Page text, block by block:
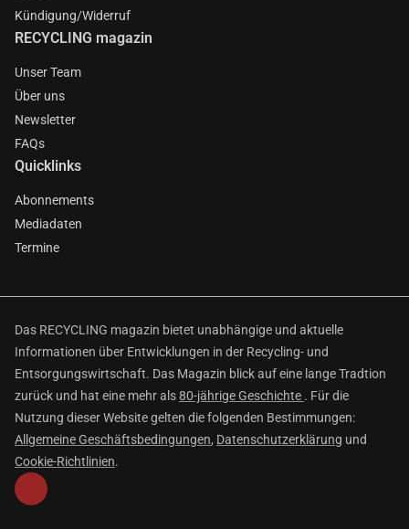
Kündigung/Widerruf
RECYCLING magazin
Unser Team
Über uns
Newsletter
FAQs
Quicklinks
Abonnements
Mediadaten
Termine
Das RECYCLING magazin bietet unabhängige und aktuelle
Informationen über Entwicklungen in der Recycling- und
Entsorgungswirtschaft. Das Magazin blick auf eine lange Tradtion
zurück und hat eine mehr als80-jährige Geschichte . Für die
Nutzung dieser Website gelten die folgenden Bestimmungen:
Allgemeine Geschäftsbedingungen, Datenschutzerklärung und
Cookie-Richtlinien.